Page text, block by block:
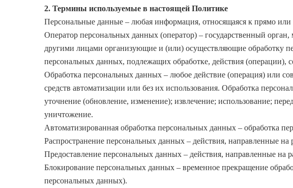
2. Термины используемые в настоящей Политике
Персональные данные – любая информация, относящаяся к прямо
Оператор персональных данных (оператор) – государственный
другими лицами организующие и (или) осуществляющие обработку
персональных данных, подлежащих обработке, действия
Обработка персональных данных – любое действие (операция) или
средств автоматизации или без их использования. Обработка
уточнение (обновление, изменение); извлечение; использование;
уничтожение.
Автоматизированная обработка персональных данных – обработка
Распространение персональных данных – действия, направленные
Предоставление персональных данных – действия, направленные
Блокирование персональных данных – временное прекращение
персональных данных).